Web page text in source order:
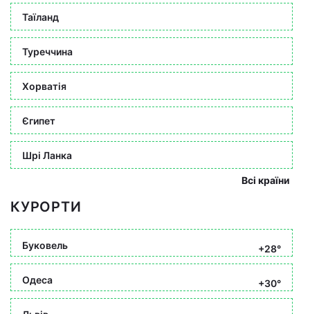
Таїланд
Туреччина
Хорватія
Єгипет
Шрі Ланка
Всі країни
КУРОРТИ
Буковель +28°
Одеса +30°